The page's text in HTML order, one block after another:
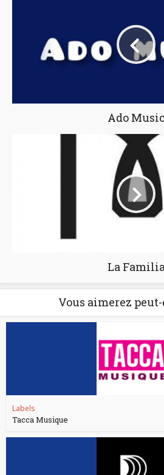
Ado Music
La
Vous aimerez
Labels
Tacca Musique